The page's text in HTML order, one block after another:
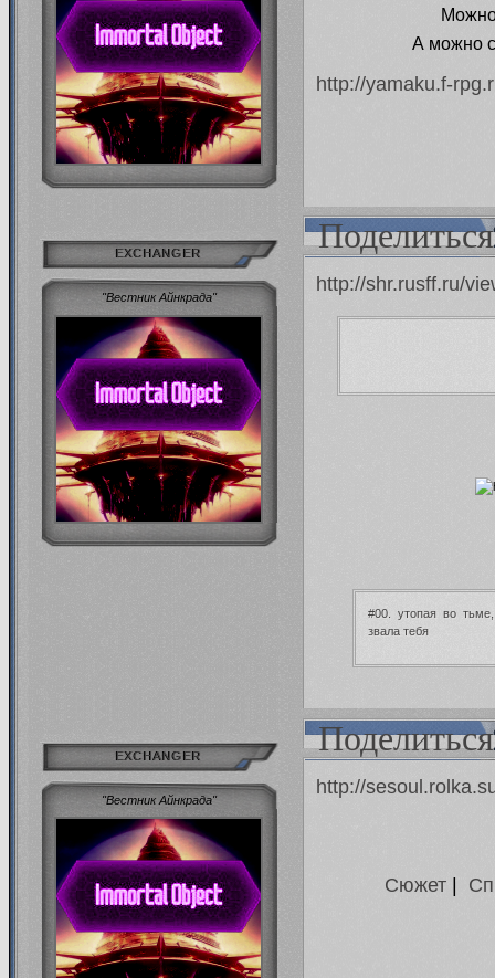
А можно
http://yamaku.f-
Поделиться
EXCHANGER
"Вестник Айнкрада"
http://shr.rusff.ru/
#00. утопая во
звала тебя
Поделиться
EXCHANGER
"Вестник Айнкрада"
http://
Сюжет|